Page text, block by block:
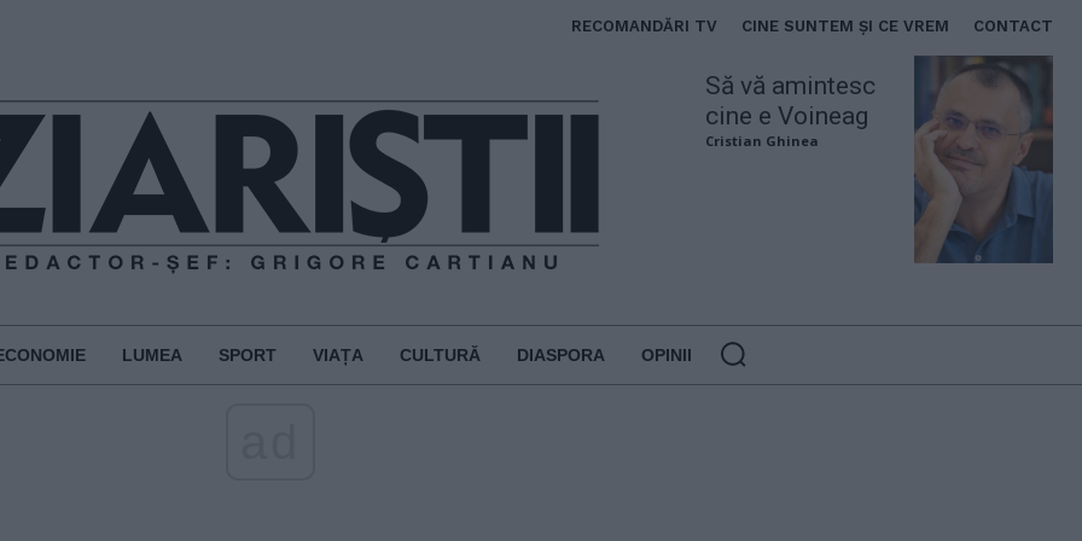
RECOMANDĂRI TV CINE SUNTEM ȘI CE VREM CONTACT
Să vă amintesc
cine e Voineag
Cristian Ghinea
LUMEA SPORT VIAȚA CULTURĂ DIASPORA OPINII